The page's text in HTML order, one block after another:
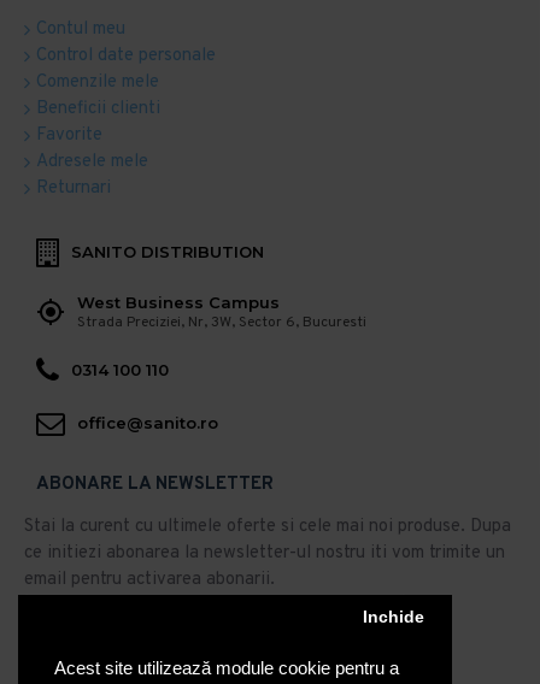
Acest site utilizează module cookie pentru a
Inchide
Contul meu
Control date personale
Comenzile mele
Beneficii clienti
Favorite
Adresele mele
Returnari
SANITO DISTRIBUTION
West Business Campus
Strada Preciziei, Nr, 3W, Sector 6, Bucuresti
0314 100 110
office@sanito.ro
ABONARE LA NEWSLETTER
Stai la curent cu ultimele oferte si cele mai noi produse. Dupa
ce initiezi abonarea la newsletter-ul nostru iti vom trimite un
email pentru activarea abonarii.
Abonare
Am citit şi sunt de acord cu Politica de Confidentialitate